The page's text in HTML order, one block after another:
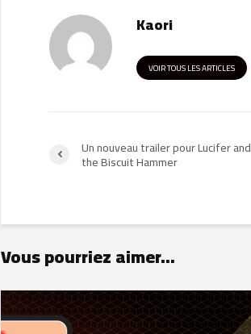
Kaori
VOIR TOUS LES ARTICLES
Un nouveau trailer pour Lucifer and
the Biscuit Hammer
Vous pourriez aimer...